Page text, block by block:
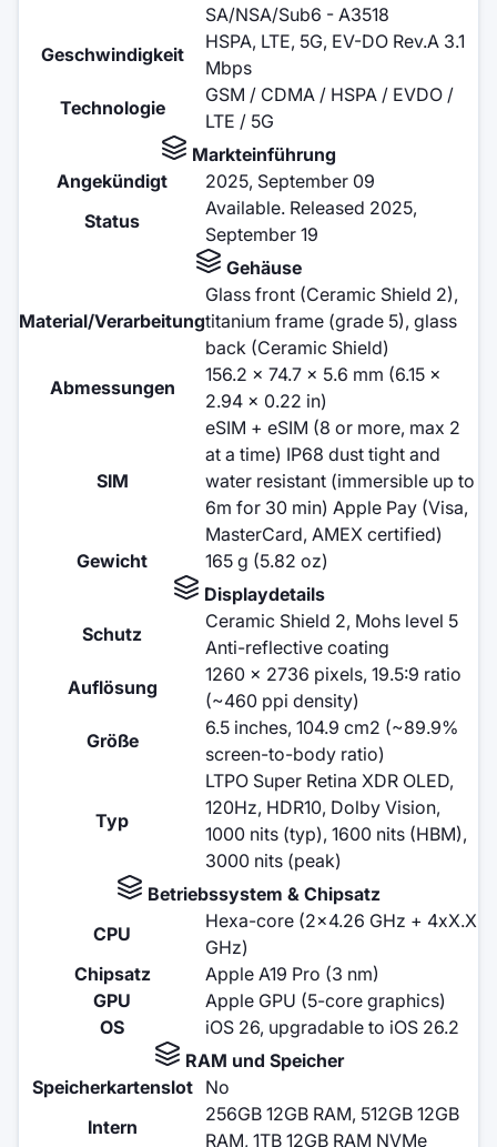
SA/NSA/Sub6 - A3518
Geschwindigkeit
HSPA, LTE, 5G, EV-DO Rev.A 3.1
Mbps
Technologie
GSM / CDMA / HSPA / EVDO /
LTE / 5G
Markteinführung
Angekündigt
2025, September 09
Status
Available. Released 2025,
September 19
Gehäuse
Material/Verarbeitung
Glass front (Ceramic Shield 2),
titanium frame (grade 5), glass
back (Ceramic Shield)
Abmessungen
156.2 x 74.7 x 5.6 mm (6.15 x
2.94 x 0.22 in)
SIM
eSIM + eSIM (8 or more, max 2
at a time) IP68 dust tight and
water resistant (immersible up to
6m for 30 min) Apple Pay (Visa,
MasterCard, AMEX certified)
Gewicht
165 g (5.82 oz)
Displaydetails
Schutz
Ceramic Shield 2, Mohs level 5
Anti-reflective coating
Auflösung
1260 x 2736 pixels, 19.5:9 ratio
(~460 ppi density)
Größe
6.5 inches, 104.9 cm2 (~89.9%
screen-to-body ratio)
Typ
LTPO Super Retina XDR OLED,
120Hz, HDR10, Dolby Vision,
1000 nits (typ), 1600 nits (HBM),
3000 nits (peak)
Betriebssystem & Chipsatz
CPU
Hexa-core (2x4.26 GHz + 4xX.X
GHz)
Chipsatz
Apple A19 Pro (3 nm)
GPU
Apple GPU (5-core graphics)
OS
iOS 26, upgradable to iOS 26.2
RAM und Speicher
Speicherkartenslot
No
Intern
256GB 12GB RAM, 512GB 12GB
RAM, 1TB 12GB RAM NVMe